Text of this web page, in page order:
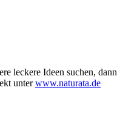
leckere Ideen suchen, dann
unterwww.naturata.de